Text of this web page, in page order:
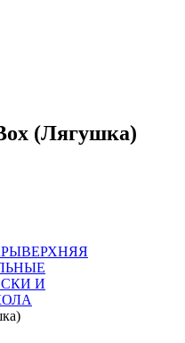
(Лягушка)
ВЕРХНЯЯ
И